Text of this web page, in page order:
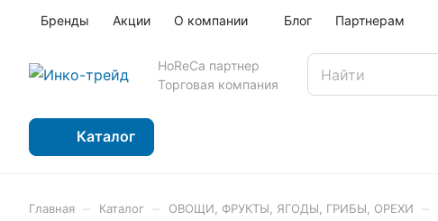
Бренды Акции О компании Блог Партнерам
HoReCa партнер
Торговая компания
Каталог
Главная Каталог ОВОЩИ, ФРУКТЫ, ЯГОДЫ, ГРИБЫ, ОРЕХИ